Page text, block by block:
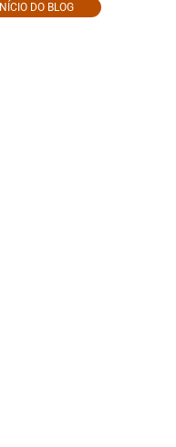
INÍCIO DO BLOG